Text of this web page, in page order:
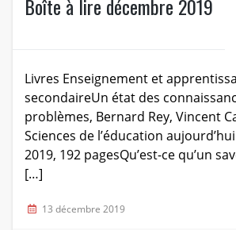
Boîte à lire décembre 2019
Livres Enseignement et
secondaireUn état des
problèmes, Bernard Rey, Vincent
Sciences de l’éducation
2019, 192 pagesQu’est-ce qu’un
[…]
13 décembre 2019